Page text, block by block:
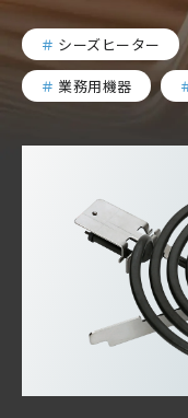
シーズヒーター
業務用機器